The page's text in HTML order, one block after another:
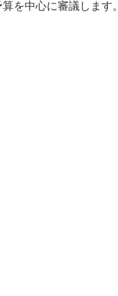
を中心に審議します。